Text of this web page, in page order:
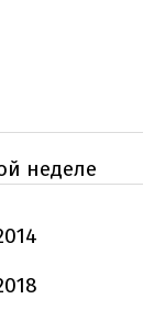
неделе